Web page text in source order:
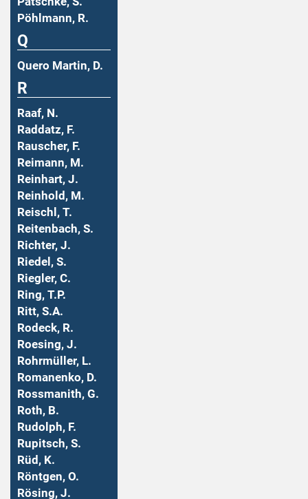
Pöhlmann, R.
Q
Quero Martin, D.
R
Raaf, N.
Raddatz, F.
Rauscher, F.
Reimann, M.
Reinhart, J.
Reinhold, M.
Reischl, T.
Reitenbach, S.
Richter, J.
Riedel, S.
Riegler, C.
Ring, T.P.
Ritt, S.A.
Rodeck, R.
Roesing, J.
Rohrmüller, L.
Romanenko, D.
Rossmanith, G.
Roth, B.
Rudolph, F.
Rupitsch, S.
Rüd, K.
Röntgen, O.
Rösing, J.